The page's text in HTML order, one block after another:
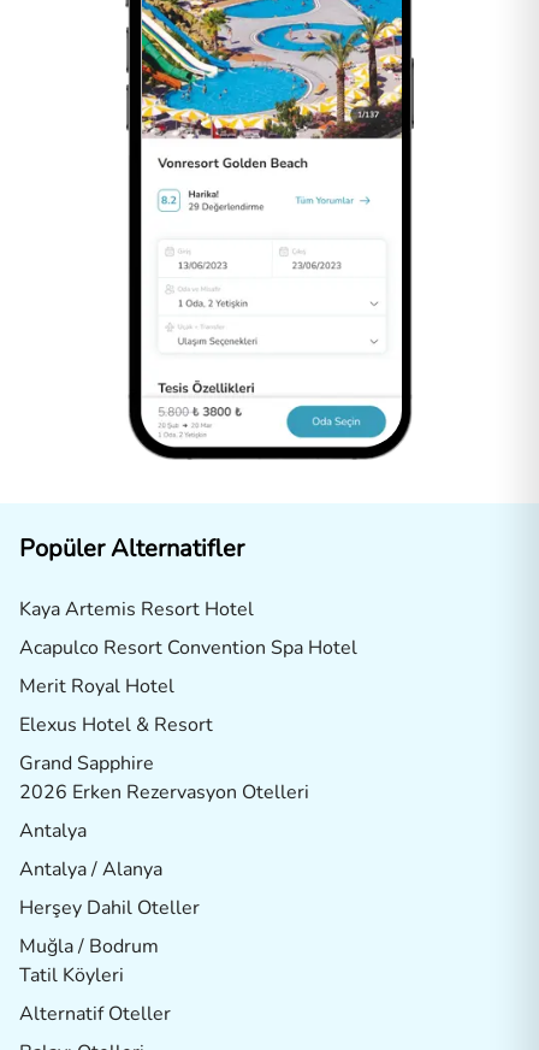
Popüler Alternatifler
Kaya Artemis Resort Hotel
Acapulco Resort Convention Spa Hotel
Merit Royal Hotel
Elexus Hotel & Resort
Grand Sapphire
2026 Erken Rezervasyon Otelleri
Antalya
Antalya / Alanya
Herşey Dahil Oteller
Muğla / Bodrum
Tatil Köyleri
Alternatif Oteller